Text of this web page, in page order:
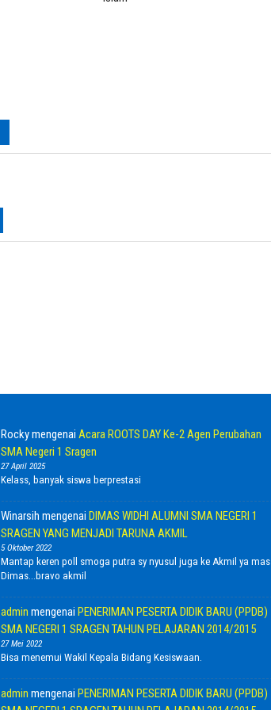
RockymengenaiAcara ROOTS DAY Ke-2 Agen Perubahan
SMA Negeri 1 Sragen
27 April 2025
Kelass, banyak siswa berprestasi
Winarsih mengenaiDIMAS WIDHI ALUMNI SMA NEGERI 1
SRAGEN YANG MENJADI TARUNA AKMIL
5 Oktober 2022
Mantap keren poll smoga putra sy nyusul juga ke Akmil ya mas
Dimas...bravo akmil
admin mengenaiPENERIMAN PESERTA DIDIK BARU (PPDB)
SMA NEGERI 1 SRAGEN TAHUN PELAJARAN 2014/2015
27 Mei 2022
Bisa menemui Wakil Kepala Bidang Kesiswaan.
admin mengenaiPENERIMAN PESERTA DIDIK BARU (PPDB)